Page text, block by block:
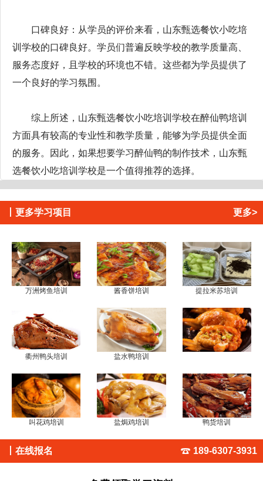
口碑良好：从学员的评价来看，山东甄选餐饮小吃培
训学校的口碑良好。学员们普遍反映学校的教学质量高、
服务态度好，且学校的环境也不错。这些都为学员提供了
一个良好的学习氛围。
综上所述，山东甄选餐饮小吃培训学校在醉仙鸭培训
方面具有较高的专业性和教学质量，能够为学员提供全面
的服务。因此，如果想要学习醉仙鸭的制作技术，山东甄
选餐饮小吃培训学校是一个值得推荐的选择。
更多学习项目 更多>
万洲烤鱼培训 酱香饼培训 提拉米苏培训
衢州鸭头培训 盐水鸭培训
叫花鸡培训 盐焗鸡培训 鸭货培训
在线报名 189-6307-3931